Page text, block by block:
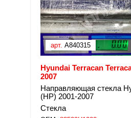
арт. A840315
Hyundai Terracan
2007
Направляющая стекла
(HP) 2001-2007
Стекла